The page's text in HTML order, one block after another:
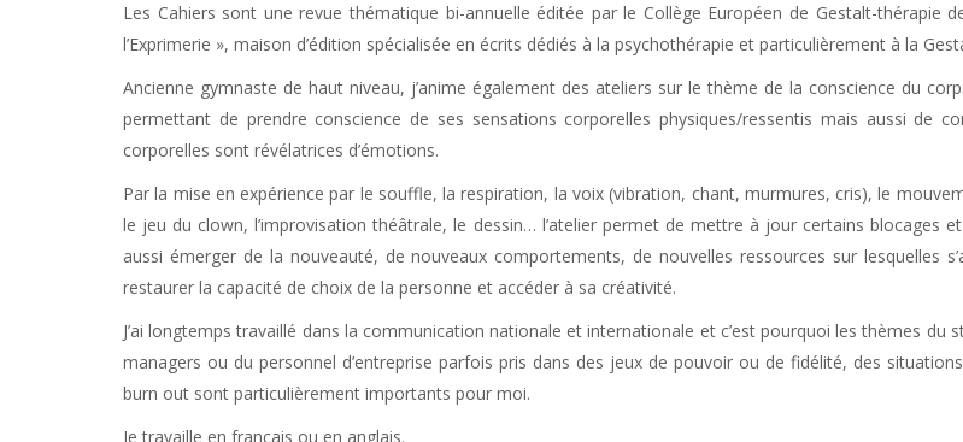
Les Cahiers sont une revue thématique bi-annuelle éditée par le Collège Européen de Gestalt-thérapie
l’Exprimerie », maison d’édition spécialisée en écrits dédiés à la psychothérapie et particulièrement à la
Ancienne gymnaste de haut niveau, j’anime également des ateliers sur le thème de la conscience du
permettant de prendre conscience de ses sensations corporelles physiques/ressentis mais aussi de
corporelles sont révélatrices d’émotions.
Par la mise en expérience par le souffle, la respiration, la voix (vibration, chant, murmures, cris), le
le jeu du clown, l’improvisation théâtrale, le dessin… l’atelier permet de mettre à jour certains blocages
aussi émerger de la nouveauté, de nouveaux comportements, de nouvelles ressources sur lesquelles
restaurer la capacité de choix de la personne et accéder à sa créativité.
J’ai longtemps travaillé dans la communication nationale et internationale et c’est pourquoi les thèmes du
managers ou du personnel d’entreprise parfois pris dans des jeux de pouvoir ou de fidélité, des
burn out sont particulièrement importants pour moi.
Je travaille en français ou en anglais.